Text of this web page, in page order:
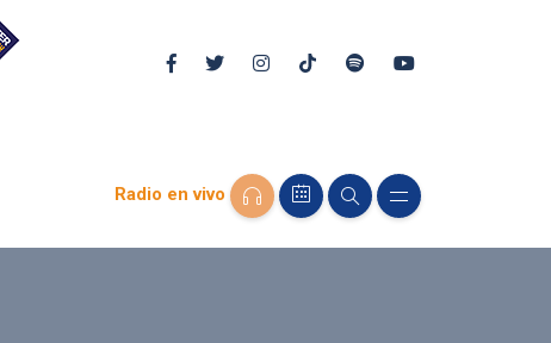
Radio en vivo